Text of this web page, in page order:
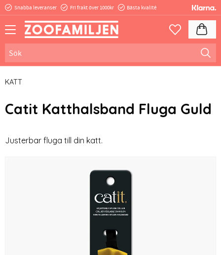
Snabba leveranser Fri frakt över 1000kr Bästa kvalité
Favoriter
KATT
Catit Katthalsband Fluga Guld
Justerbar fluga till din katt.